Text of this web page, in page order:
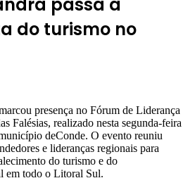
do turismo no
presença no Fórum de Liderança
Falésias, realizado nesta segunda-feira
deConde. O evento reuniu
e lideranças regionais para
do turismo e do
em todo o Litoral Sul.